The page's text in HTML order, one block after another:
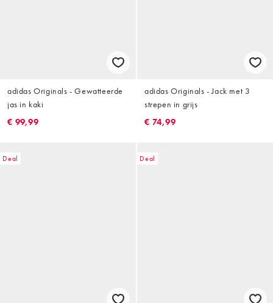
adidas Originals - Gewatteerde
jas in kaki
€ 99,99
adidas Originals - Jack met 3
strepen in grijs
€ 74,99
Deal Deal